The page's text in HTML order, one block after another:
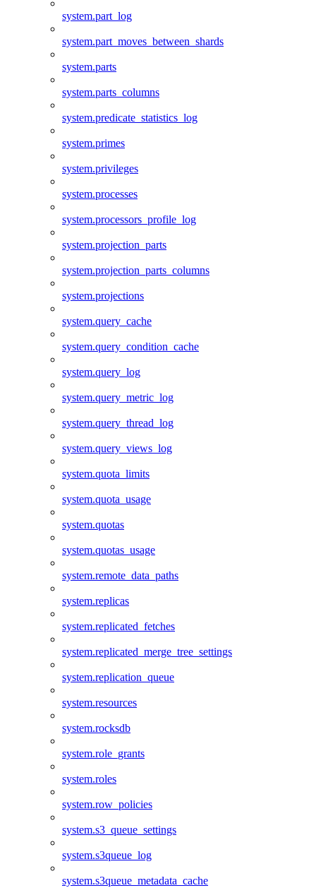
system.part_log
system.part_moves_between_shards
system.parts
system.parts_columns
system.predicate_statistics_log
system.primes
system.privileges
system.processes
system.processors_profile_log
system.projection_parts
system.projection_parts_columns
system.projections
system.query_cache
system.query_condition_cache
system.query_log
system.query_metric_log
system.query_thread_log
system.query_views_log
system.quota_limits
system.quota_usage
system.quotas
system.quotas_usage
system.remote_data_paths
system.replicas
system.replicated_fetches
system.replicated_merge_tree_settings
system.replication_queue
system.resources
system.rocksdb
system.role_grants
system.roles
system.row_policies
system.s3_queue_settings
system.s3queue_log
system.s3queue_metadata_cache